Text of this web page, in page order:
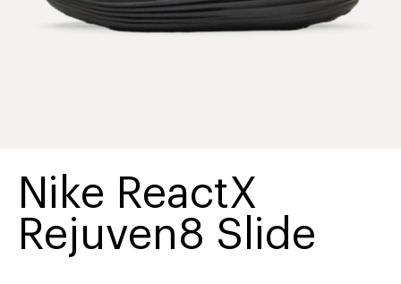
Nike ReactX
Rejuven8 Slide